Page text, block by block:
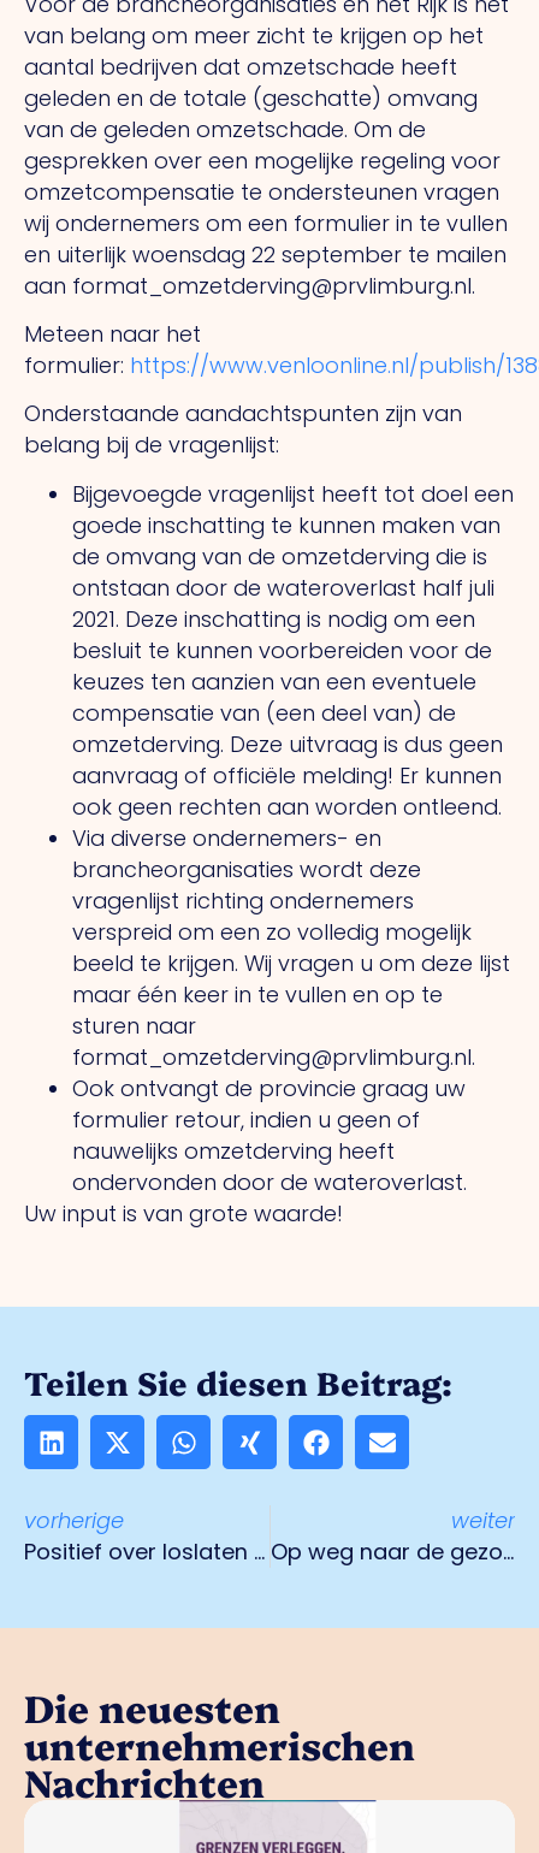
van belang om meer zicht te krijgen op het
aantal bedrijven dat omzetschade heeft
geleden en de totale (geschatte) omvang
van de geleden omzetschade. Om de
gesprekken over een mogelijke regeling voor
omzetcompensatie te ondersteunen vragen
wij ondernemers om een formulier in te vullen
en uiterlijk woensdag 22 september te mailen
aan format_omzetderving@prvlimburg.nl.
Meteen naar het
formulier: https://www.venloonline.nl/publish/
Onderstaande aandachtspunten zijn van
belang bij de vragenlijst:
Bijgevoegde vragenlijst heeft tot doel een
goede inschatting te kunnen maken van
de omvang van de omzetderving die is
ontstaan door de wateroverlast half juli
2021. Deze inschatting is nodig om een
besluit te kunnen voorbereiden voor de
keuzes ten aanzien van een eventuele
compensatie van (een deel van) de
omzetderving. Deze uitvraag is dus geen
aanvraag of officiële melding! Er kunnen
ook geen rechten aan worden ontleend.
Via diverse ondernemers- en
brancheorganisaties wordt deze
vragenlijst richting ondernemers
verspreid om een zo volledig mogelijk
beeld te krijgen. Wij vragen u om deze lijst
maar één keer in te vullen en op te
sturen naar
format_omzetderving@prvlimburg.nl.
Ook ontvangt de provincie graag uw
formulier retour, indien u geen of
nauwelijks omzetderving heeft
ondervonden door de wateroverlast.
Uw input is van grote waarde!
Teilen Sie diesen Beitrag:
vorherige
Positief over loslaten 1,5 meter, steun blijft nodig in sectoren met beperkingen
weiter
Op weg naar de gezondste regio
Die neuesten
unternehmerischen
Nachrichten